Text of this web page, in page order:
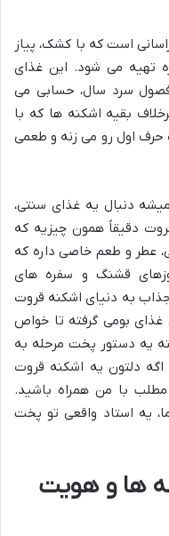
است که با کشک، پیاز
تهیه می شود. این غذای
سرد سال، حسابی می
بقیه اشکنه ها که با
اول رو می زنه و طعمی
دنبال یه غذای سنتی،
دقیقاً همون چیزیه که
عطر و طعم خاصی داره که
قشنگ و سفره های
جذاب به دنیای اشکنه قروت
بومی گرفته تا خواص
یه دستور پخت مرحله به
دلتون یه اشکنه قروت
با من همراه باشید.
یه استاد واقعی تو پخت
ها و هویت